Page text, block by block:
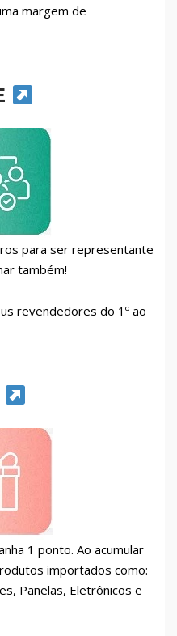
margem de
para ser representante
também!
revendedores do 1º ao
1 ponto. Ao acumular
importados como:
Panelas, Eletrônicos e